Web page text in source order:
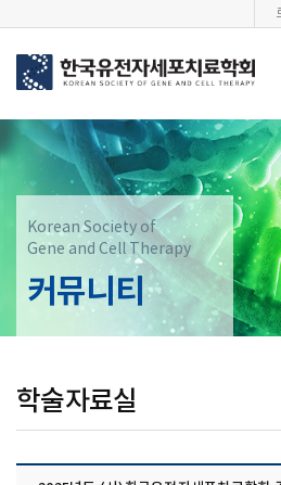
Korean Society of
Gene and Cell Therapy
커뮤니티
학술자료실